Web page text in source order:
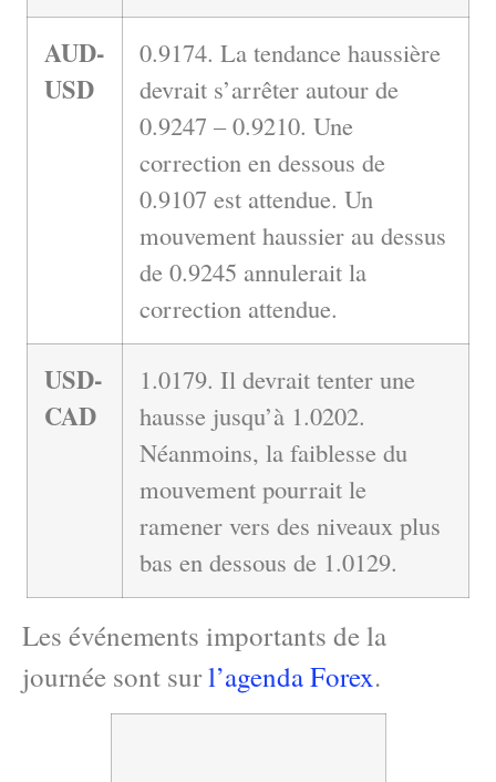
AUD-
USD
0.9174. La tendance haussière
devrait s’arrêter autour de
0.9247 – 0.9210. Une
correction en dessous de
0.9107 est attendue. Un
mouvement haussier au dessus
de 0.9245 annulerait la
correction attendue.
USD-
CAD
1.0179. Il devrait tenter une
hausse jusqu’à 1.0202.
Néanmoins, la faiblesse du
mouvement pourrait le
ramener vers des niveaux plus
bas en dessous de 1.0129.
Les événements importants de la
journée sont surl’agenda Forex.